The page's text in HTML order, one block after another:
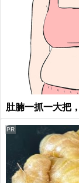
肚腩一抓一大把
PR